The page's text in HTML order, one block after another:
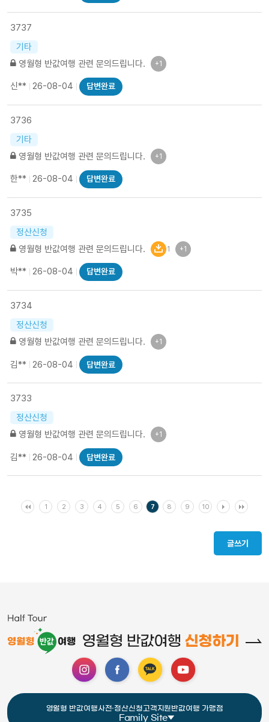
3737
기타
영월형 반값여행 관련 문의드립니다.
+1
신** 26-08-04 답변완료
3736
기타
영월형 반값여행 관련 문의드립니다.
+1
한** 26-08-04 답변완료
3735
정산신청
영월형 반값여행 관련 문의드립니다.
1 +1
박** 26-08-04 답변완료
3734
정산신청
영월형 반값여행 관련 문의드립니다.
+1
김** 26-08-04 답변완료
3733
정산신청
영월형 반값여행 관련 문의드립니다.
+1
김** 26-08-04 답변완료
1 2 3 4 5 6 7 8 9 10
글쓰기
영월형 반값여행사전·정산신청고객지원반값여행 가맹점
Family Site